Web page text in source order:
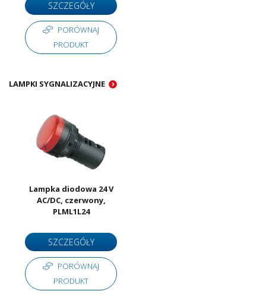
SZCZEGÓŁY
PORÓWNAJ
PRODUKT
LAMPKI SYGNALIZACYJNE
Lampka diodowa 24 V
AC/DC, czerwony,
PLML1L24
SZCZEGÓŁY
PORÓWNAJ
PRODUKT